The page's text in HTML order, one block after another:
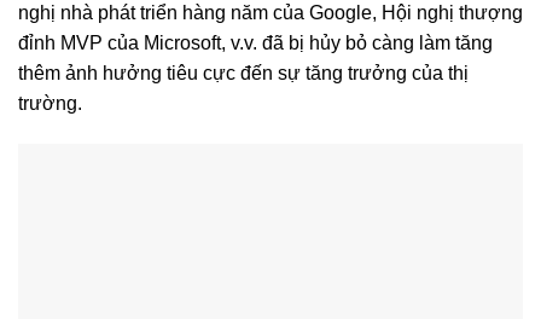
nghị nhà phát triển hàng năm của Google, Hội nghị thượng
đỉnh MVP của Microsoft, v.v. đã bị hủy bỏ càng làm tăng
thêm ảnh hưởng tiêu cực đến sự tăng trưởng của thị
trường.